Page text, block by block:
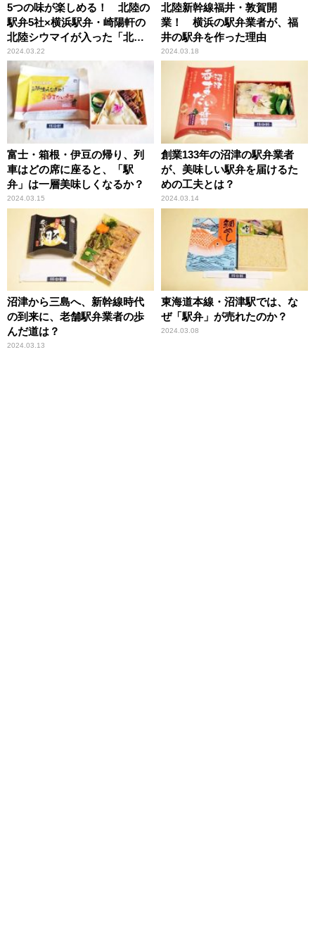
5つの味が楽しめる！ 北陸の
駅弁5社×横浜駅弁・崎陽軒の
北陸シウマイが入った「北陸
新幹線弁当」とは？
2024.03.22
北陸新幹線福井・敦賀開
業！ 横浜の駅弁業者が、福
井の駅弁を作った理由
2024.03.18
富士・箱根・伊豆の帰り、列
車はどの席に座ると、「駅
弁」は一層美味しくなるか？
2024.03.15
創業133年の沼津の駅弁業者
が、美味しい駅弁を届けるた
めの工夫とは？
2024.03.14
沼津から三島へ、新幹線時代
の到来に、老舗駅弁業者の歩
んだ道は？
2024.03.13
東海道本線・沼津駅では、な
ぜ「駅弁」が売れたのか？
2024.03.08